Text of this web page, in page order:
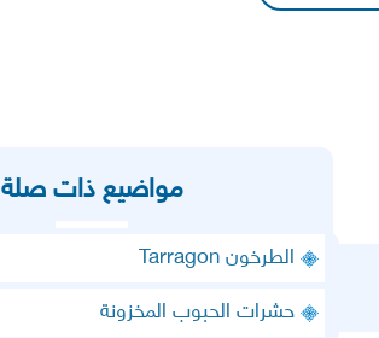
مواضيع ذات صلة
الطرخون Tarragon
حشرات الحبوب المخزونة